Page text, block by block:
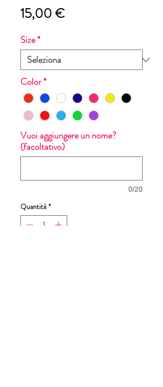
15,00 €Prezzo
Size*
Color*
Vuoi aggiungere un nome?
(facoltativo)
0/20
Quantità *